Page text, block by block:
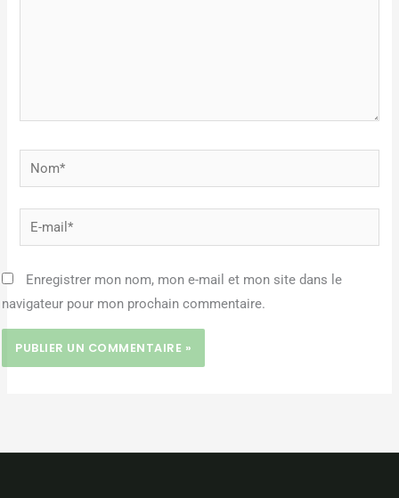
Nom*
mail*
Enregistrer mon nom, mon e-mail et mon site dans le
navigateur pour mon prochain commentaire.